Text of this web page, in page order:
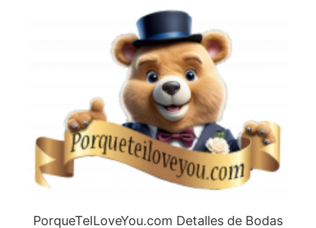
PorqueTeILoveYou.com Detalles de Bodas